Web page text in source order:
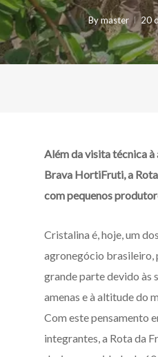
Bymaster 20
Além da visita técnica
Brava HortiFruti, a
com pequenos
Cristalina é, hoje, um
agronegócio brasileiro,
grande parte devido às
amenas e à altitude do
Com este pensamento
integrantes, a Rota da